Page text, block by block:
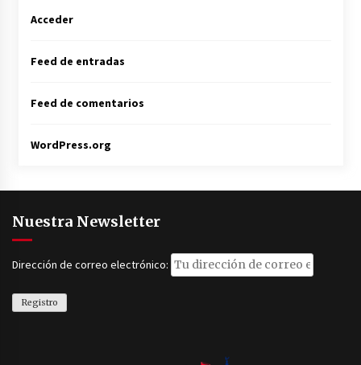
Acceder
Feed de entradas
Feed de comentarios
WordPress.org
Nuestra Newsletter
Dirección de correo electrónico: